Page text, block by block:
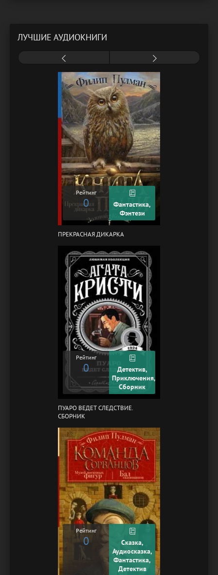
ЛУЧШИЕ АУДИОКНИГИ
Рейтинг
0
Фантастика,
Фэнтези
ПРЕКРАСНАЯ ДИКАРКА
Рейтинг
0
Детектив,
Приключения,
Сборник
ПУАРО ВЕДЕТ СЛЕДСТВИЕ.
СБОРНИК
Рейтинг
0
Сказка,
Аудиосказка,
Фантастика,
Детектив